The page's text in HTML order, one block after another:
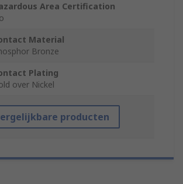
Area Certification
Material
Bronze
Plating
over Nickel
producten